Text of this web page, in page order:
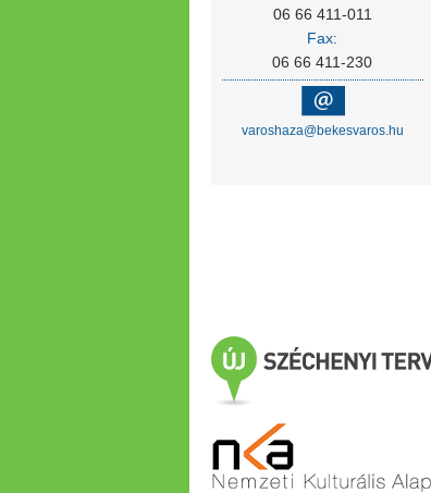
06 66 411-011
Fax:
06 66 411-230
varoshaza@bekesvaros.hu